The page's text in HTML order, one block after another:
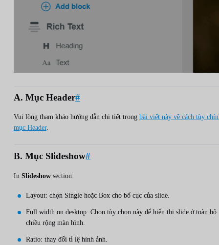
A. Mục Header#
Vui lòng tham khảo hướng dẫn chi tiết trong bài viết này về cách tùy
mục Header.
B. Mục Slideshow#
In Slideshow section:
Layout: chọn Single hoặc Box cho bố cục của slide.
Full width on desktop: Chọn tùy chọn này để hiển thị slide ở toàn bộ
chiều rộng màn hình.
Ratio: thay đổi tỉ lệ hình ảnh.